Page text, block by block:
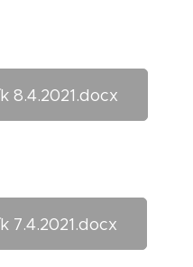
8.4.2021.docx
7.4.2021.docx